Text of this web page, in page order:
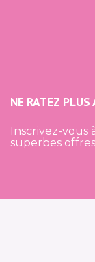
NE RATEZ PLUS
Inscrivez-
superbes offres